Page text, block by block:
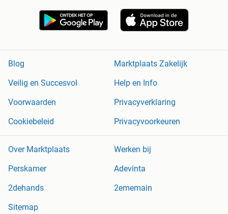
Blog
Marktplaats Zakelijk
Veilig en Succesvol
Help en Info
Voorwaarden
Privacyverklaring
Cookiebeleid
Privacyvoorkeuren
Over Marktplaats
Werken bij
Perskamer
Adevinta
2dehands
2ememain
Sitemap